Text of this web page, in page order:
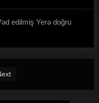
edilmiş Yerə doğru